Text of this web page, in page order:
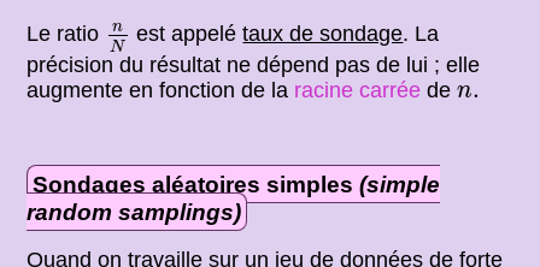
Le ratio
n
N
nN est appelétaux de sondage. La
précision du résultat ne dépend pas de lui ; elle
augmente en fonction de la racine carrée den.
n
Sondages aléatoires simples(simple
random samplings)
Quand on travaille sur un jeu de données de forte